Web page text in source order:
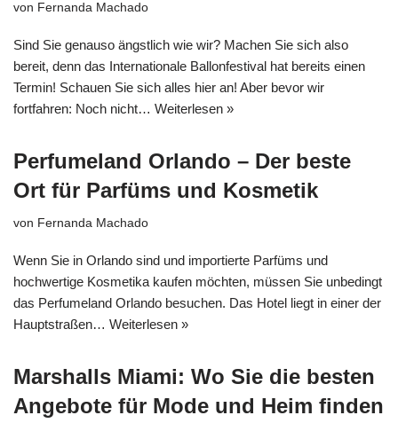
von Fernanda Machado
Sind Sie genauso ängstlich wie wir? Machen Sie sich also
bereit, denn das Internationale Ballonfestival hat bereits einen
Termin! Schauen Sie sich alles hier an! Aber bevor wir
fortfahren: Noch nicht… Weiterlesen »
Perfumeland Orlando – Der beste
Ort für Parfüms und Kosmetik
von Fernanda Machado
Wenn Sie in Orlando sind und importierte Parfüms und
hochwertige Kosmetika kaufen möchten, müssen Sie unbedingt
das Perfumeland Orlando besuchen. Das Hotel liegt in einer der
Hauptstraßen… Weiterlesen »
Marshalls Miami: Wo Sie die besten
Angebote für Mode und Heim finden